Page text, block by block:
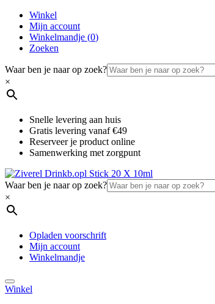
Winkel
Mijn account
Winkelmandje (0)
Zoeken
Waar ben je naar op zoek?
×
Snelle levering aan huis
Gratis levering vanaf €49
Reserveer je product online
Samenwerking met zorgpunt
Waar ben je naar op zoek?
×
Opladen voorschrift
Mijn account
Winkelmandje
Winkel